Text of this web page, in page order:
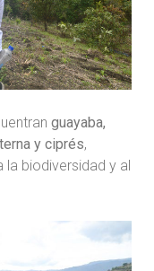
guayaba,
y ciprés,
biodiversidad y al